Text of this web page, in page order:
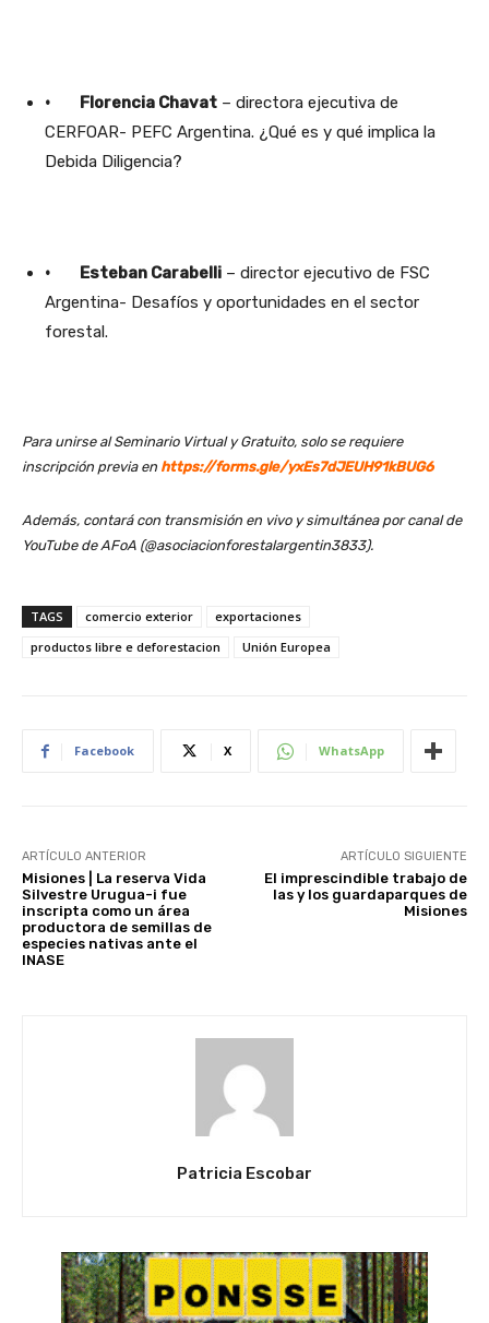
· Florencia Chavat – directora ejecutiva de
CERFOAR- PEFC Argentina. ¿Qué es y qué implica la
Debida Diligencia?
· Esteban Carabelli – director ejecutivo de FSC
Argentina- Desafíos y oportunidades en el sector
forestal.
Para unirse al Seminario Virtual y Gratuito, solo se requiere
inscripción previa en https://forms.gle/yxEs7dJEUH91kBUG6
Además, contará con transmisión en vivo y simultánea por canal de
YouTube de AFoA (@asociacionforestalargentin3833).
TAGS comercio exterior
exportaciones
productos libre e deforestacion
Unión Europea
Facebook X WhatsApp
ARTÍCULO ANTERIOR
Misiones | La reserva Vida
Silvestre Urugua-i fue
inscripta como un área
productora de semillas de
especies nativas ante el
INASE
ARTÍCULO SIGUIENTE
El imprescindible trabajo de
las y los guardaparques de
Misiones
Patricia Escobar